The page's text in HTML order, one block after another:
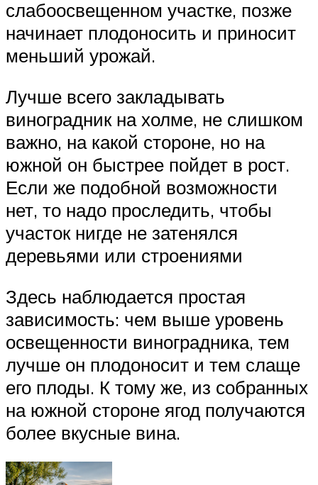
слабоосвещенном участке, позже
начинает плодоносить и приносит
меньший урожай.
Лучше всего закладывать
виноградник на холме, не слишком
важно, на какой стороне, но на
южной он быстрее пойдет в рост.
Если же подобной возможности
нет, то надо проследить, чтобы
участок нигде не затенялся
деревьями или строениями
Здесь наблюдается простая
зависимость: чем выше уровень
освещенности виноградника, тем
лучше он плодоносит и тем слаще
его плоды. К тому же, из собранных
на южной стороне ягод получаются
более вкусные вина.